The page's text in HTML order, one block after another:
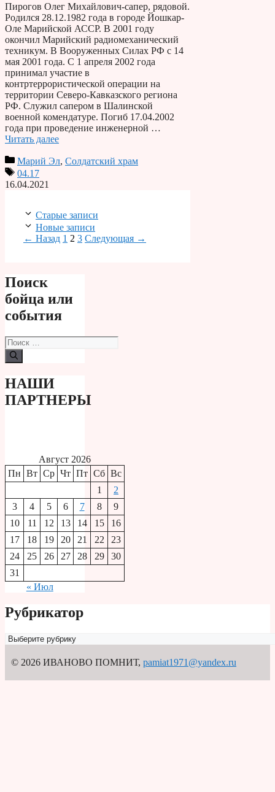
Пирогов Олег Михайлович-сапер, рядовой.
Родился 28.12.1982 года в городе Йошкар-
Оле Марийской АССР. В 2001 году
окончил Марийский радиомеханический
техникум. В Вооруженных Силах РФ с 14
мая 2001 года. С 1 апреля 2002 года
принимал участие в
контртеррористической операции на
территории Северо-Кавказского региона
РФ. Служил сапером в Шалинской
военной комендатуре. Погиб 17.04.2002
года при проведение инженерной …
Читать далее
Марий Эл, Солдатский храм
04.17
16.04.2021
Старые записи
Новые записи
← Назад Страница
1 Страница
2 Страница
3 Следующая →
Поиск
бойца или
события
Поиск:
НАШИ
ПАРТНЕРЫ
Август 2026
Пн Вт Ср Чт Пт Сб Вс
1
2
3
4 5 6 7 8
9
10
11 12 13 14 15
16
17
18 19 20 21 22
23
24
25 26 27 28 29
30
31
« Июл
Рубрикатор
Рубрикатор
© 2026 ИВАНОВО ПОМНИТ, pamiat1971@yandex.ru